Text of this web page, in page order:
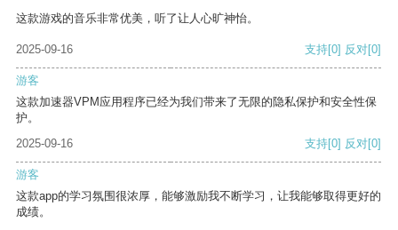
这款游戏的音乐非常优美，听了让人心旷神怡。
2025-09-16 支持[0] 反对[0]
游客
这款加速器VPM应用程序已经为我们带来了无限的隐私保护和安全性保
护。
2025-09-16
支持[0] 反对[0]
游客
这款app的学习氛围很浓厚，能够激励我不断学习，让我能够取得更好的
成绩。